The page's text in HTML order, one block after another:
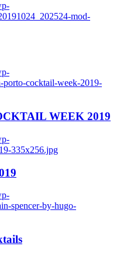
mod-
porto-cocktail-week-2019-
WEEK 2019
335x256.jpg
spencer-by-hugo-